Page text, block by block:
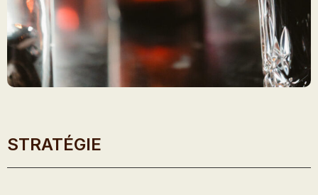
STRATÉGIE